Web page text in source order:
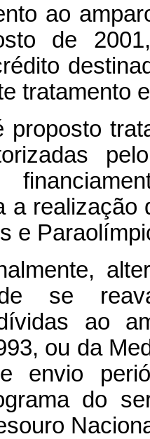
ao
de
tratamento
a realização
e
de se
ao
ou da
envio
do